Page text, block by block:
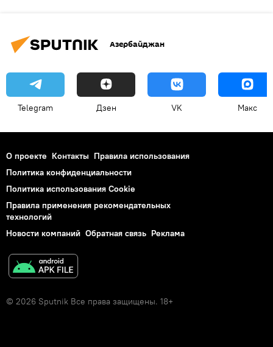
Азербайджан
Telegram Дзен VK Макс
О проекте Контакты Правила использования
Политика конфиденциальности
Политика использования Cookie
Правила применения рекомендательных
технологий
Новости компаний Обратная связь Реклама
© 2026 Sputnik Все права защищены. 18+